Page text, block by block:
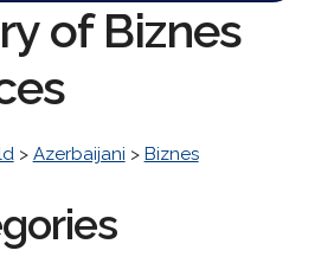
of Biznes
> Azerbaijani > Biznes